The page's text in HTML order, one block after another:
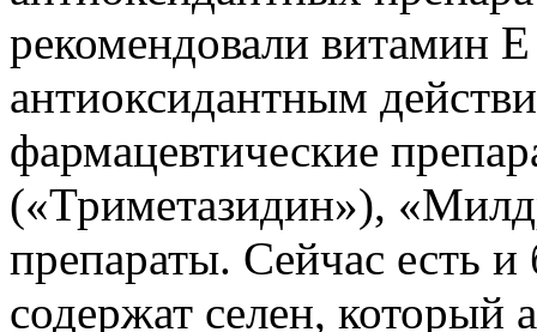
рекомендовали витамин
антиоксидантным
фармацевтические
(«Триметазидин»),
препараты. Сейчас есть
содержат селен, который